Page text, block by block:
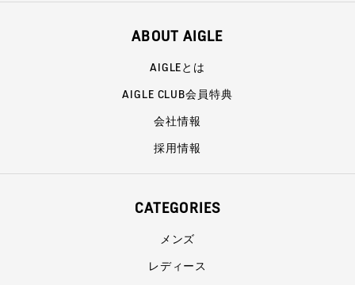
ABOUT AIGLE
AIGLEとは
AIGLE CLUB会員特典
会社情報
採用情報
CATEGORIES
メンズ
レディース